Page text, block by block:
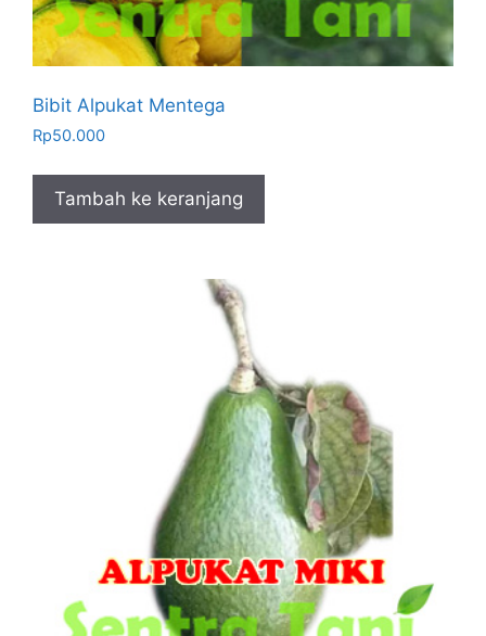
Bibit Alpukat Mentega
Rp50.000
Tambah ke keranjang